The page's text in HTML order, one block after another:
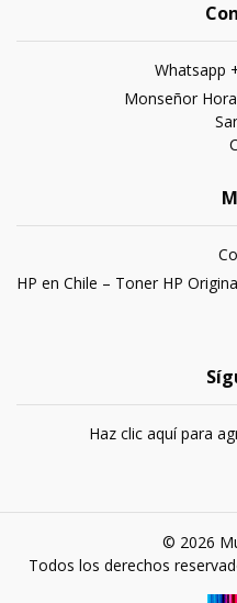
Whatsapp
Monseñor
HP en Chile – Toner HP
Haz clic aquí para
© 2026
Todos los derechos